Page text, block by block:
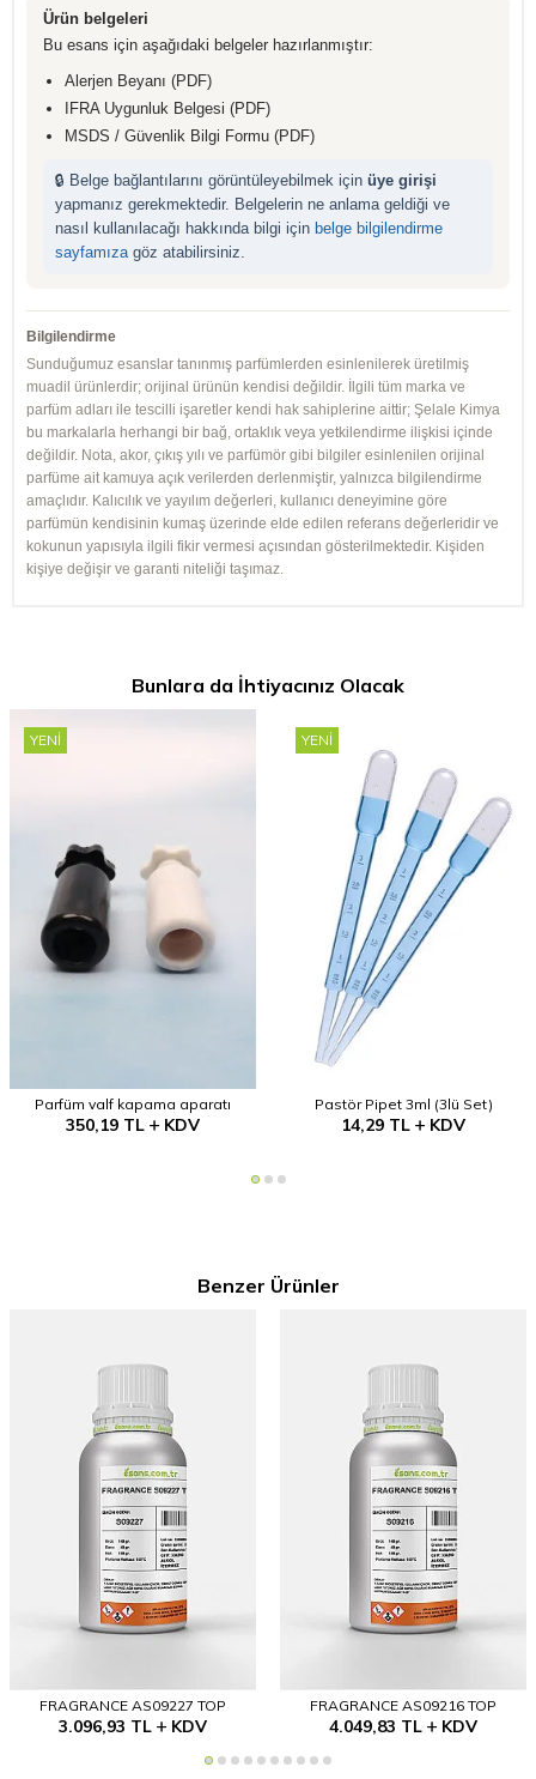
Ürün belgeleri
Bu esans için aşağıdaki belgeler hazırlanmıştır:
Alerjen Beyanı (PDF)
IFRA Uygunluk Belgesi (PDF)
MSDS / Güvenlik Bilgi Formu (PDF)
🔒 Belge bağlantılarını görüntüleyebilmek için üye girişi
yapmanız gerekmektedir. Belgelerin ne anlama geldiği ve
nasıl kullanılacağı hakkında bilgi için belge bilgilendirme
sayfamızagöz atabilirsiniz.
Bilgilendirme
Sunduğumuz esanslar tanınmış parfümlerden esinlenilerek üretilmiş
muadil ürünlerdir; orijinal ürünün kendisi değildir. İlgili tüm marka ve
parfüm adları ile tescilli işaretler kendi hak sahiplerine aittir; Şelale Kimya
bu markalarla herhangi bir bağ, ortaklık veya yetkilendirme ilişkisi içinde
değildir. Nota, akor, çıkış yılı ve parfümör gibi bilgiler esinlenilen orijinal
parfüme ait kamuya açık verilerden derlenmiştir, yalnızca bilgilendirme
amaçlıdır. Kalıcılık ve yayılım değerleri, kullanıcı deneyimine göre
parfümün kendisinin kumaş üzerinde elde edilen referans değerleridir ve
kokunun yapısıyla ilgili fikir vermesi açısından gösterilmektedir. Kişiden
kişiye değişir ve garanti niteliği taşımaz.
Bunlara da İhtiyacınız Olacak
YENI
Parfüm valf kapama aparatı
350,19TL KDV
YENI
Pastör Pipet 3ml (3lü Set)
14,29 TL KDV
Benzer Ürünler
FRAGRANCE AS09227 TOP
3.096,93 TL KDV
FRAGRANCE AS09216 TOP
4.049,83 TL KDV